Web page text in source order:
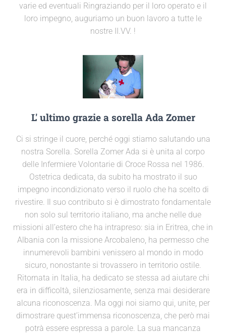
varie ed eventuali Ringraziando per il loro operato e il
loro impegno, auguriamo un buon lavoro a tutte le
nostre II.VV. !
L' ultimo grazie a sorella Ada Zomer
Ci si stringe il cuore, perché oggi stiamo salutando una
nostra Sorella. Sorella Zomer Ada si è unita al corpo
delle Infermiere Volontarie di Croce Rossa nel 1986.
Ostetrica dedicata, da subito ha mostrato il suo
impegno incondizionato verso il ruolo che ha scelto di
rivestire. Il suo contributo si è dimostrato fondamentale
non solo sul territorio italiano, ma anche nelle due
missioni all’estero che ha intrapreso: sia in Eritrea, che in
Albania con la missione Arcobaleno, ha permesso che
innumerevoli bambini venissero al mondo in modo
sicuro, nonostante si trovassero in territorio ostile.
Ritornata in Italia, ha dedicato se stessa ad aiutare chi
era in difficoltà, silenziosamente, senza mai desiderare
alcuna riconoscenza. Ma oggi noi siamo qui, unite, per
dimostrare quest’immensa riconoscenza, che però mai
potrà essere espressa a parole. La sua mancanza